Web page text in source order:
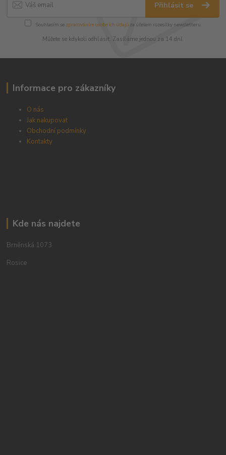
Přihlásit se
Souhlasím se zpracováním osobních údajůza účelem rozesílky newsletteru.
Můžete se kdykoli odhlásit. Zasíláme jednou za 14 dní.
Informace pro zákazníky
O nás
Jak nakupovat
Obchodní podmínky
Kontakty
Kde nás najdete
Brněnská 1073
Rosice